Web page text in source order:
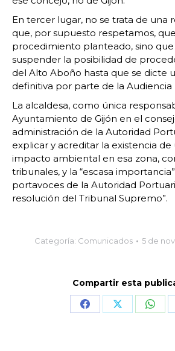
En tercer lugar, no se trata de una
que, por supuesto respetamos,
procedimiento planteado, sino
suspender la posibilidad de
del Alto Aboño hasta que se dicte
definitiva por parte de la Audiencia
La alcaldesa, como única
Ayuntamiento de Gijón en el
administración de la Autoridad
explicar y acreditar la existencia
impacto ambiental en esa zona,
tribunales, y la “escasa
portavoces de la Autoridad
resolución del Tribunal Supremo”.
Categoría: Comunicados 5 de
Compartir esta
Share Share